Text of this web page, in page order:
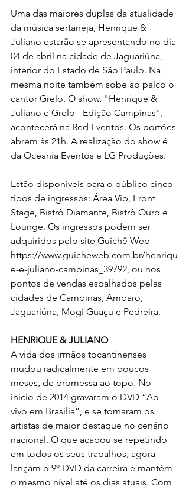
Uma das maiores duplas da atualidade
da música sertaneja, Henrique &
Juliano estarão se apresentando no dia
04 de abril na cidade de Jaguariúna,
interior do Estado de São Paulo. Na
mesma noite também sobe ao palco o
cantor Grelo. O show, "Henrique &
Juliano e Grelo - Edição Campinas",
acontecerá na Red Eventos. Os portões
abrem às 21h. A realização do show é
da Oceania Eventos e LG Produções.
Estão disponíveis para o público cinco
tipos de ingressos: Área Vip, Front
Stage, Bistrô Diamante, Bistrô Ouro e
Lounge. Os ingressos podem ser
adquiridos pelo site Guichê Web
https://www.guicheweb.com.br/henriqu
e-e-juliano-campinas_39792, ou nos
pontos de vendas espalhados pelas
cidades de Campinas, Amparo,
Jaguariúna, Mogi Guaçu e Pedreira.
HENRIQUE & JULIANO
A vida dos irmãos tocantinenses
mudou radicalmente em poucos
meses, de promessa ao topo. No
início de 2014 gravaram o DVD “Ao
vivo em Brasília”, e se tornaram os
artistas de maior destaque no cenário
nacional. O que acabou se repetindo
em todos os seus trabalhos, agora
lançam o 9º DVD da carreira e mantém
o mesmo nível até os dias atuais. Com